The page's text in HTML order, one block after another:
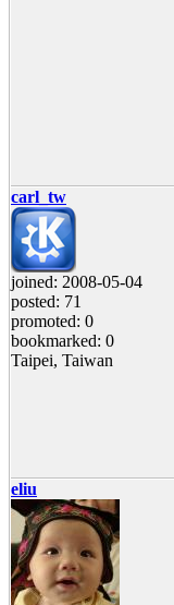
carl_tw
joined: 2008-05-04
posted: 71
promoted: 0
bookmarked: 0
Taipei, Taiwan
eliu